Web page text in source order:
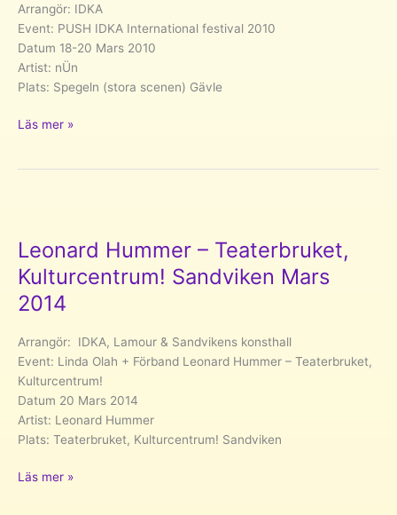
Oktober
2008
Arrangör: IDKA
Event: PUSH IDKA International festival 2010
Datum 18-20 Mars 2010
Artist: nÜn
Plats: Spegeln (stora scenen) Gävle
nÜn
festival.
Gävle
Mars
2010
Läs mer »
Leonard Hummer – Teaterbruket,
Kulturcentrum! Sandviken Mars
2014
Arrangör: IDKA, Lamour & Sandvikens konsthall
Event: Linda Olah + Förband Leonard Hummer – Teaterbruket,
Kulturcentrum!
Datum 20 Mars 2014
Artist: Leonard Hummer
Plats: Teaterbruket, Kulturcentrum! Sandviken
Leonard
Läs mer »